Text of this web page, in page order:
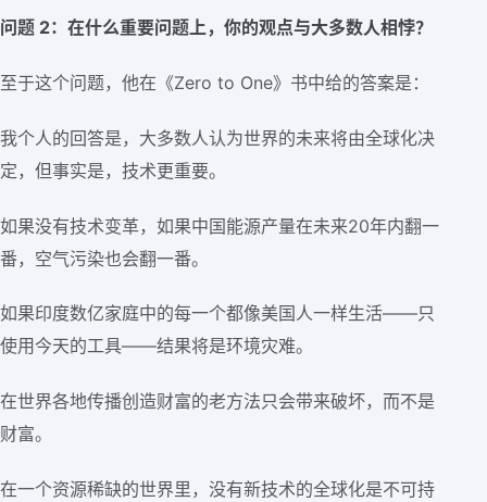
问题 2：在什么重要问题上，你的观点与大多数人相悖？
至于这个问题，他在《Zero to One》书中给的答案是：
我个人的回答是，大多数人认为世界的未来将由全球化决
定，但事实是，技术更重要。
如果没有技术变革，如果中国能源产量在未来20年内翻一
番，空气污染也会翻一番。
如果印度数亿家庭中的每一个都像美国人一样生活——只
使用今天的工具——结果将是环境灾难。
在世界各地传播创造财富的老方法只会带来破坏，而不是
财富。
在一个资源稀缺的世界里，没有新技术的全球化是不可持